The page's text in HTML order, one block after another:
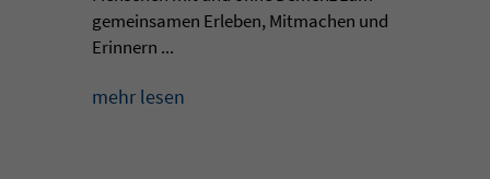
gemeinsamen Erleben, Mitmachen und
Erinnern ...
mehr lesen